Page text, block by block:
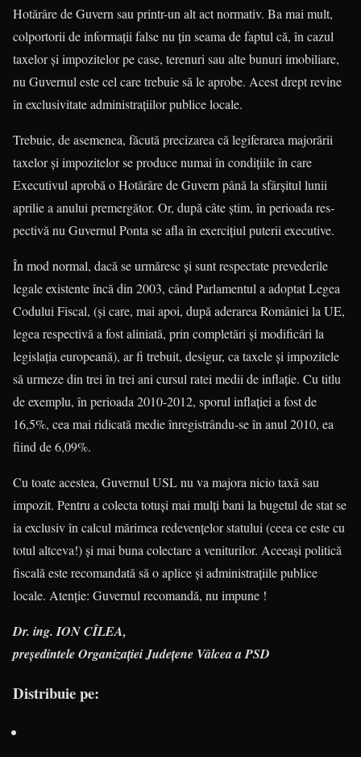
Hotărâre de Gu­vern sau printr-un alt act normativ. Ba mai mult,
colportorii de informaţii false nu ţin sea­ma de faptul că, în cazul
taxelor şi impozitelor pe case, terenuri sau alte bunuri imobiliare,
nu Guvernul este cel care trebuie să le aprobe. Acest drept revine
în exclusivitate administraţiilor publice locale.
Trebuie, de asemenea, făcută preciza­rea că legiferarea majorării
taxelor şi impozi­telor se produce numai în condiţiile în care
Executivul aprobă o Hotărâre de Guvern până la sfârşitul lunii
aprilie a anului premer­gător. Or, după câte ştim, în perioada res­
pec­tivă nu Guvernul Ponta se afla în exer­ci­ţiul puterii executive.
În mod normal, dacă se urmăresc şi sunt respectate prevederile
legale existente încă din 2003, când Parlamentul a adoptat Legea
Codului Fiscal, (şi care, mai apoi, după aderarea României la UE,
legea respectivă a fost aliniată, prin completări şi modificări la
legislaţia europeană), ar fi trebuit, desigur, ca taxele şi impozitele
să urmeze din trei în trei ani cursul ratei medii de inflaţie. Cu titlu
de exemplu, în perioada 2010-2012, sporul inflaţiei a fost de
16,5%, cea mai ridicată medie înregistrându-se în anul 2010, ea
fiind de 6,09%.
Cu toate acestea, Guvernul USL nu va majora nicio taxă sau
impozit. Pentru a colecta totuşi mai mulţi bani la bugetul de stat se
ia exclusiv în calcul mărimea redevenţelor statului (ceea ce este cu
totul altceva!) şi mai buna colectare a veniturilor. Aceeaşi politică
fiscală este recomandată să o aplice şi administraţiile publice
locale. Atenţie: Guvernul recomandă, nu impune !
Dr. ing. ION CÎLEA,
preşedintele Organizaţiei Judeţene Vâlcea a PSD
Distribuie pe: